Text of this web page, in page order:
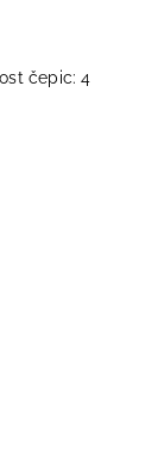
čepic: 4